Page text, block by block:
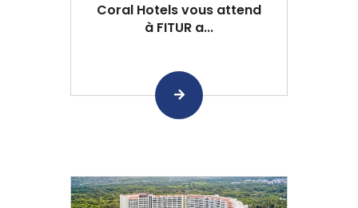
Coral Hotels vous attend
à FITUR a...